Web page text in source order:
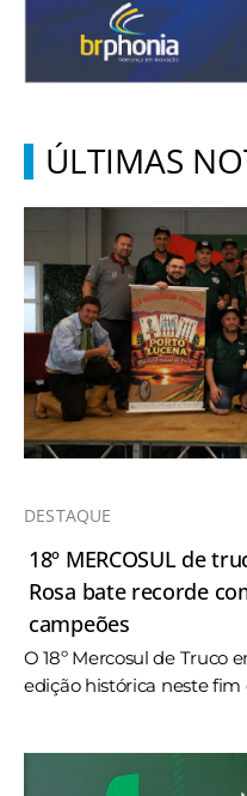
ÚLTIMAS
DESTAQUE
18º MERCOSUL de
Rosa bate recorde
campeões
O 18º Mercosul de Truco
edição histórica neste fim